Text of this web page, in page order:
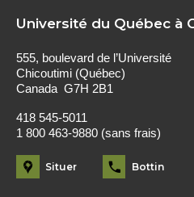
Université du Québec à
555, boulevard de l’Université
Chicoutimi (Québec)
Canada G7H 2B1
418 545-5011
1 800 463-9880 (sans frais)
Situer Bottin